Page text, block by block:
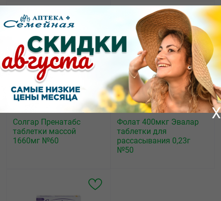
от1306.00₽
Солгар Пренатабс
таблетки массой
1660мг №60
от822.00₽
Фолат 400мкг Эвалар
таблетки для
рассасывания 0,23г
№50
X